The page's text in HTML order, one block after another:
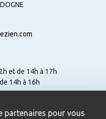
et de 14h à 17h
14h à 16h
partenaires pour vous